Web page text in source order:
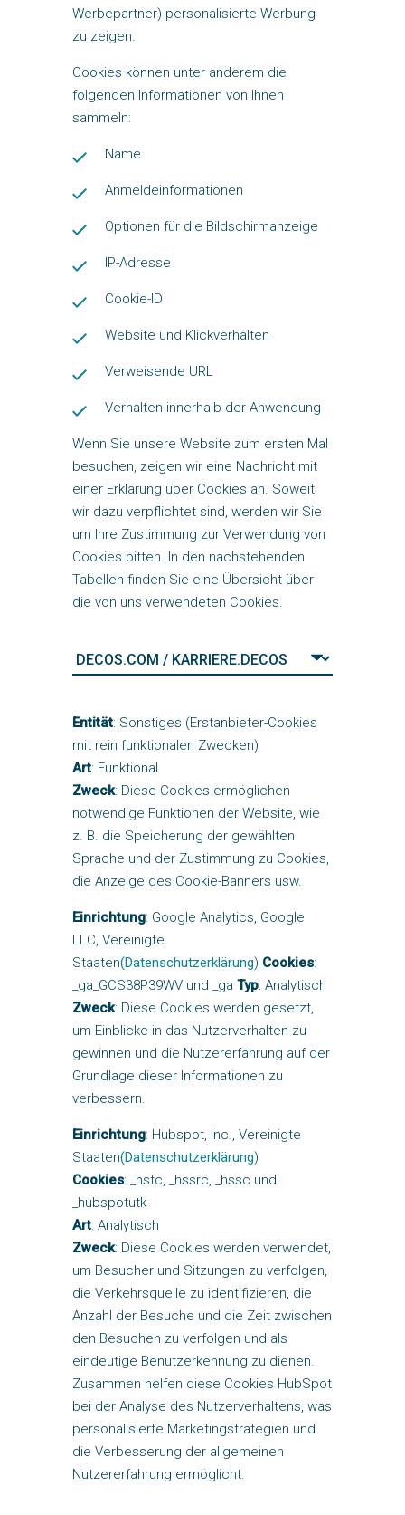
Werbepartner) personalisierte Werbung
zu zeigen.
Cookies können unter anderem die
folgenden Informationen von Ihnen
sammeln:
Name
Anmeldeinformationen
Optionen für die Bildschirmanzeige
IP-Adresse
Cookie-ID
Website und Klickverhalten
Verweisende URL
Verhalten innerhalb der Anwendung
Wenn Sie unsere Website zum ersten Mal
besuchen, zeigen wir eine Nachricht mit
einer Erklärung über Cookies an. Soweit
wir dazu verpflichtet sind, werden wir Sie
um Ihre Zustimmung zur Verwendung von
Cookies bitten. In den nachstehenden
Tabellen finden Sie eine Übersicht über
die von uns verwendeten Cookies.
Entität: Sonstiges (Erstanbieter-Cookies
mit rein funktionalen Zwecken)
Art: Funktional
Zweck: Diese Cookies ermöglichen
notwendige Funktionen der Website, wie
z. B. die Speicherung der gewählten
Sprache und der Zustimmung zu Cookies,
die Anzeige des Cookie-Banners usw.
Einrichtung: Google Analytics, Google
LLC, Vereinigte
Staaten(Datenschutzerklärung) Cookies:
_ga_GCS38P39WV und _ga Typ: Analytisch
Zweck: Diese Cookies werden gesetzt,
um Einblicke in das Nutzerverhalten zu
gewinnen und die Nutzererfahrung auf der
Grundlage dieser Informationen zu
verbessern.
Einrichtung: Hubspot, Inc., Vereinigte
Staaten(Datenschutzerklärung)
Cookies: _hstc, _hssrc, _hssc und
_hubspotutk
Art: Analytisch
Zweck: Diese Cookies werden verwendet,
um Besucher und Sitzungen zu verfolgen,
die Verkehrsquelle zu identifizieren, die
Anzahl der Besuche und die Zeit zwischen
den Besuchen zu verfolgen und als
eindeutige Benutzerkennung zu dienen.
Zusammen helfen diese Cookies HubSpot
bei der Analyse des Nutzerverhaltens, was
personalisierte Marketingstrategien und
die Verbesserung der allgemeinen
Nutzererfahrung ermöglicht.